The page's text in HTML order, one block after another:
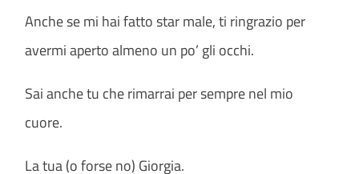
Anche se mi hai fatto star male, ti ringrazio per
avermi aperto almeno un po’ gli occhi.
Sai anche tu che rimarrai per sempre nel mio
cuore.
La tua (o forse no) Giorgia.